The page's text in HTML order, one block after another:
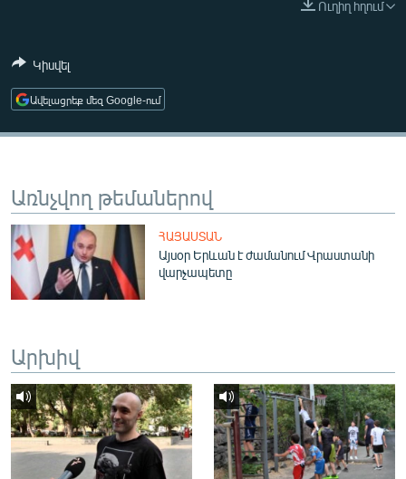
ՄԵԿՆԱԲԱՆՈՒԹՅՈՒՆ
ԱՐԽԻՎ
ՏԵՍԱՆՅՈՒԹԵՐ
ԲԱՆԱՎԵՃ
Հայերեն
English
Русский
Ուղիղ հղում
Կիսվել
Ավելացրեք մեզ Google-ում
Առնչվող թեմաներով
ՀԱՅԱՍՏԱՆ
Այսօր Երևան է ժամանում Վրաստանի
վարչապետը
Արխիվ